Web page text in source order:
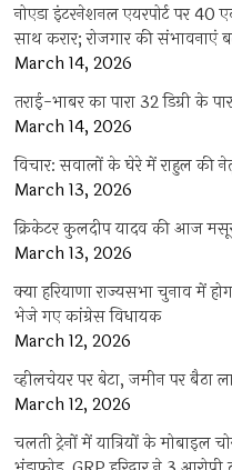
नोएडा इंटरनेशनल एयरपोर्ट पर
साथ करार; रोजगार की संभावनाएं
March 14, 2026
तराई-भाबर का पारा 32 डिग्री के
March 14, 2026
विचार: सवालों के घेरे में राहुल की
March 13, 2026
क्रिकेटर कुलदीप यादव की आज
March 13, 2026
क्या हरियाणा राज्यसभा चुनाव में
भेजे गए कांग्रेस विधायक
March 12, 2026
व्हीलचेयर पर बेटा, जमीन पर बैठा
March 12, 2026
चलती ट्रेनों में यात्रियों के